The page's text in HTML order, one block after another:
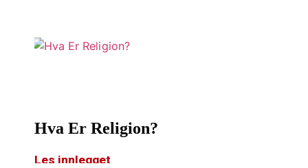
Hva Er Religion?
Les innlegget